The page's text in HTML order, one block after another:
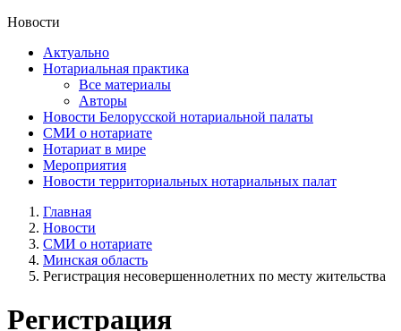
Новости
Актуально
Нотариальная практика
Все материалы
Авторы
Новости Белорусской нотариальной палаты
СМИ о нотариате
Нотариат в мире
Мероприятия
Новости территориальных нотариальных палат
Главная
Новости
СМИ о нотариате
Минская область
Регистрация несовершеннолетних по месту жительства
Регистрация